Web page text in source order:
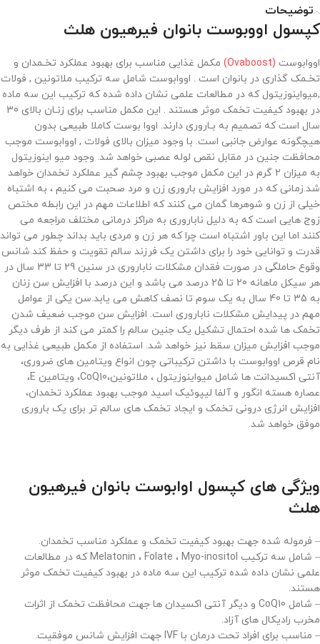
توضیحات
کپسول اووبوست بانوان فیرهیون هلث
اووابوست (Ovaboost)
مکمل غذایی مناسب برای بهبود عملکرد تخـمدان و
تخـمک گذاری در بانوان است . اووابوست شامل سه ترکیب ملاتونین , فولات
,میواینوزیتول که در مطالعات علمی نشان داده شده که ترکیب این سه ماده
در بهبود کیفیت تخمک موثر هستند . این مکمل مناسب برای زنـان بالای 30
سال است که تصمیم به بـاروری دارند. اووا بوست کاملا طبیعی بدون
هیچگونه عوارض جانبی است. با وجود میزان بالای فولات , اووابوست موجب
محافظت جنین در مقابل نقص لوله عصبی خواهد شد. وجود میو اینوزیتول
به میزان ۲ گرم در این مکمل موجب بهبود چشم گیر عملکرد تخمدان خواهد
شد.زمانی که در مورد افزایش باروری زن و مرد صحبت می کنیم ، به اشتباه
خیلی از زن و شوهرها گمان می کنند که اطلاعات مهم در این رابطه مختص
زوج هایی است که به دلیل ناباروری به مراکز درمانی مختلف مراجعه می
کنند اما این باور اشتباه است چرا که هر زن و مردی باید بداند چطور می تواند
قدرت و توانایی خود را برای داشتن یک فرزند سالم تقویت و حفظ کند.شانس
وقوع حاملگی در صورت فقدان مشکلات ناباروری در سنین 29 تا 33 سال در
هر سیکل ماهانه 20 تا 25 درصد می باشد و این درصد با افزایش سن زنان
به 35 تا 40 سال به یک سوم تا نصف کاهش می یابد.سن یکی از عوامل
مهم در پیدایش مشکلات ناباروری است. افزایش سن موجب ضعیف شدن
تخمک ها شده احتمال تشکیل یک جنین سالم را کمتر می کند از طرف دیگر
موجب افزایش میزان سقط نیز خواهد شد. استفاده از مکمل طبیعی غذایی به
نام قرص اووابوست با داشتن ترکیباتی چون انواع ویتامین های ضروری،
آنتی اکسیدانت ها شامل میواینوزیتول ، ملاتونین،CoQ10، ویتامین E،
عصاره هسته انگور و آلفا لیپوئیک اسید موجب بهبود عملکرد تخمدان،
افزایش انرژی درونی تخمک و ایجاد تخمک های سالم تر برای یک باروری
موفق خواهد شد.
ویژگی های کپسول اوابوست بانوان فیرهیون
هلث
– فرموله شده جهت بهبود کیفیت تخمک و عملکرد مناسب تخمدان.
– شامل سه ترکیب Melatonin ، Folate ، Myo-inositol که در مطالعات
علمی نشان داده شده ترکیب این سه ماده در بهبود کیفیت تخمک موثر
هستند.
– شامل CoQ10 و دیگر آنتی اکسیدان ها جهت محافظت تخمک از اثرات
مخرب رادیکال های آزاد.
– مناسب برای افراد تحت درمان با IVF جهت افزایش شانس موفقیت.